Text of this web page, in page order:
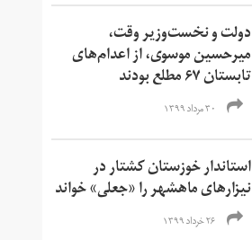
دولت و نخست‌وزیر وقت،
میرحسین موسوی، از اعدام‌های
تابستان ۶۷ مطلع بودند
۳۰ مرداد ۱۳۹۹
استاندار خوزستان کشتار در
نیزارهای ماهشهر را «جعلی» خواند
۲۶ خرداد ۱۳۹۹